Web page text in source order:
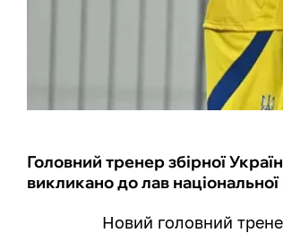
Головний тренер збірної
викликано до лав
Новий головний